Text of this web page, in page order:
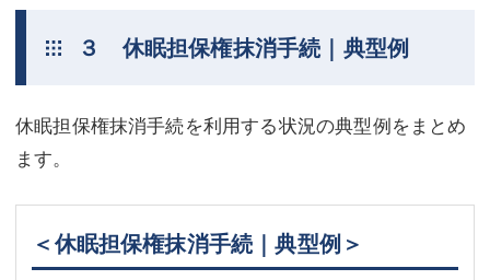
３ 休眠担保権抹消手続｜典型例
休眠担保権抹消手続を利用する状況の典型例をまとめ
ます。
＜休眠担保権抹消手続｜典型例＞